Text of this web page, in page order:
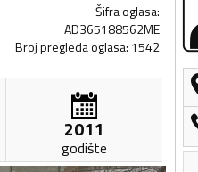
Šifra oglasa:
AD365188562ME
Broj pregleda oglasa: 1542
2011
godište